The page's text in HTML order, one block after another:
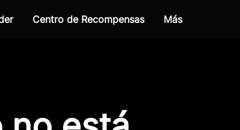
Centro de Recompensas Más